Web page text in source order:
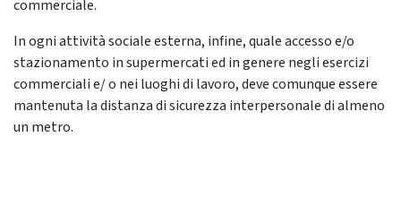
commerciale.
In ogni attività sociale esterna, infine, quale accesso e/o
stazionamento in supermercati ed in genere negli esercizi
commerciali e/ o nei luoghi di lavoro, deve comunque essere
mantenuta la distanza di sicurezza interpersonale di almeno
un metro.